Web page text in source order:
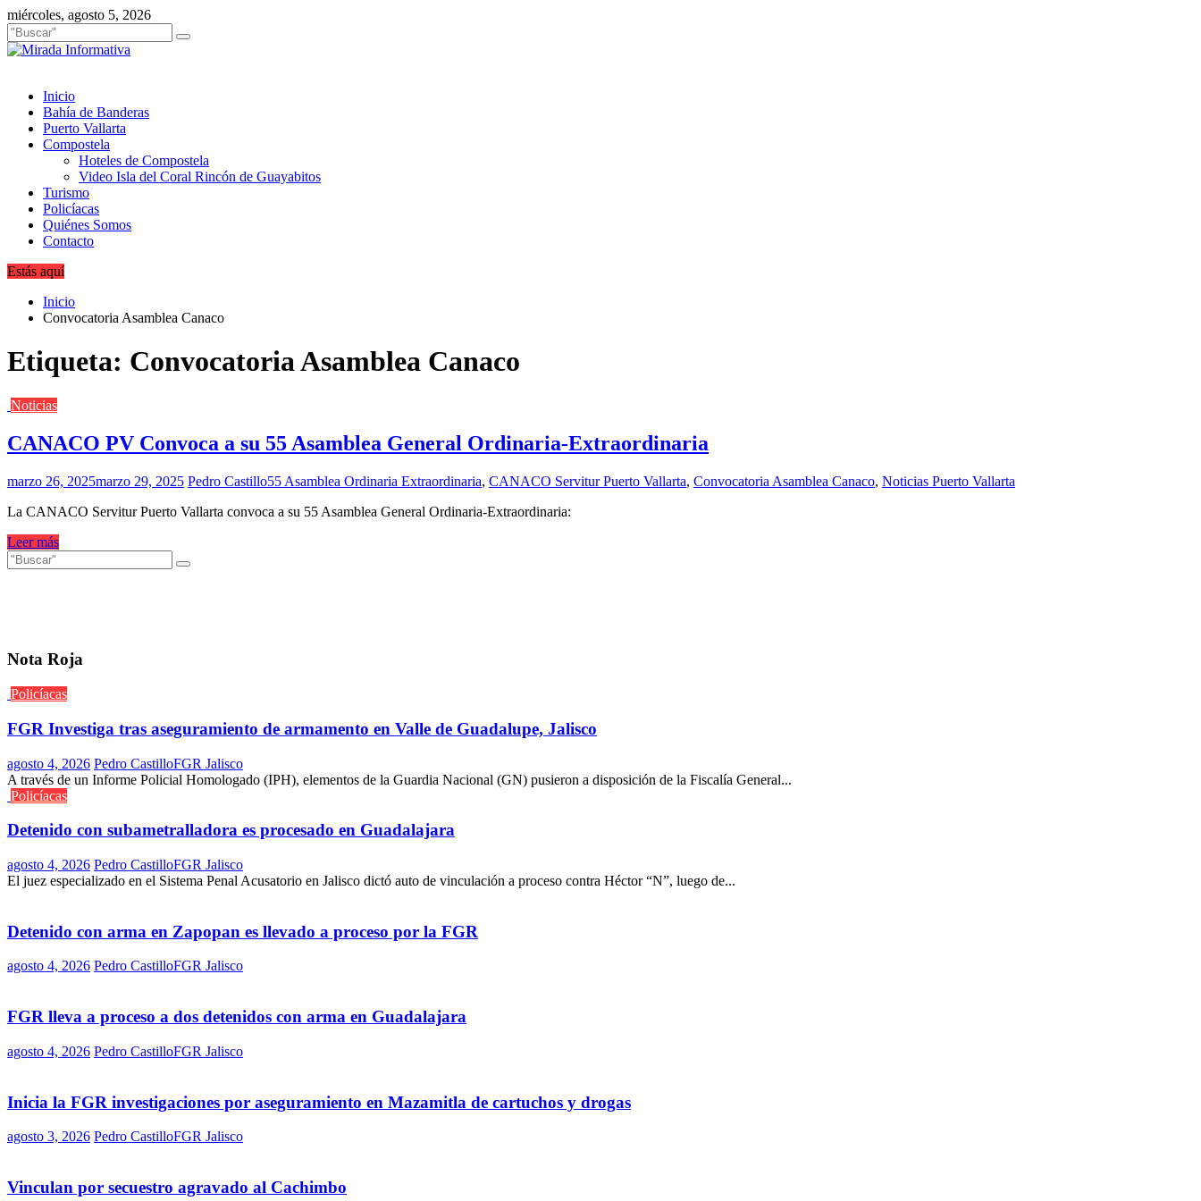
Saltar
al
contenido
miércoles, agosto 5, 2026
Inicio
Bahía de Banderas
Puerto Vallarta
Compostela
Hoteles de Compostela
Video Isla del Coral Rincón de Guayabitos
Turismo
Policíacas
Quiénes Somos
Contacto
Estás aquí
Inicio
Convocatoria Asamblea Canaco
Etiqueta: Convocatoria Asamblea Canaco
Noticias
CANACO PV Convoca a su 55 Asamblea General Ordinaria-Extraordinaria
marzo 26, 2025marzo 29, 2025 Pedro Castillo55 Asamblea Ordinaria Extraordinaria, CANACO Servitur Puerto Vallarta, Convocatoria Asamblea Canaco, Noticias Puerto Vallarta
La CANACO Servitur Puerto Vallarta convoca a su 55 Asamblea General Ordinaria-Extraordinaria:
Leer más
Nota Roja
Policíacas
FGR Investiga tras aseguramiento de armamento en Valle de Guadalupe, Jalisco
agosto 4, 2026 Pedro CastilloFGR Jalisco
A través de un Informe Policial Homologado (IPH), elementos de la Guardia Nacional (GN) pusieron a disposición de la Fiscalía General...
Policíacas
Detenido con subametralladora es procesado en Guadalajara
agosto 4, 2026 Pedro CastilloFGR Jalisco
El juez especializado en el Sistema Penal Acusatorio en Jalisco dictó auto de vinculación a proceso contra Héctor “N”, luego de...
Detenido con arma en Zapopan es llevado a proceso por la FGR
agosto 4, 2026 Pedro CastilloFGR Jalisco
FGR lleva a proceso a dos detenidos con arma en Guadalajara
agosto 4, 2026 Pedro CastilloFGR Jalisco
Inicia la FGR investigaciones por aseguramiento en Mazamitla de cartuchos y drogas
agosto 3, 2026 Pedro CastilloFGR Jalisco
Vinculan por secuestro agravado al Cachimbo